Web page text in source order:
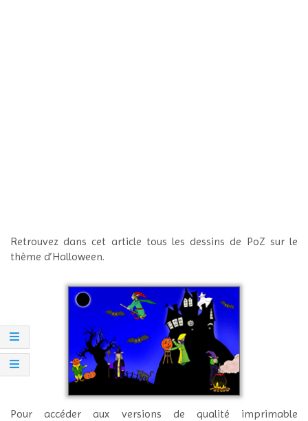
Retrouvez dans cet article tous les dessins de PoZ sur le
thème d’Halloween.
Pour accéder aux versions de qualité imprimable